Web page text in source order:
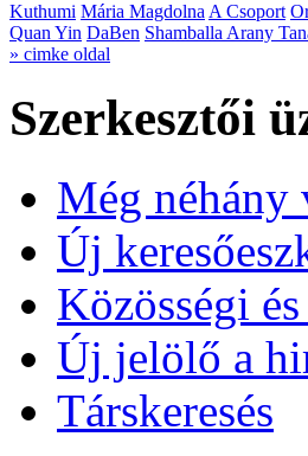
Kuthumi Mária MagdolnaA Csoport
Quan Yin DaBen Shamballa Arany
» cimke oldal
Szerkesztői
Még néhány
Új
Közösségi
Új jelölő a
Társkeresés